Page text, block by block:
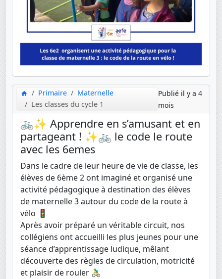
Primaire
Maternelle
Les classes du cycle 1
Publié il y a 4
mois
🚲✨ Apprendre en s’amusant et en
partageant ! ✨🚲 le code le route
avec les 6emes
Dans le cadre de leur heure de vie de classe, les
élèves de 6ème 2 ont imaginé et organisé une
activité pédagogique à destination des élèves
de maternelle 3 autour du code de la route à
vélo 🚦
Après avoir préparé un véritable circuit, nos
collégiens ont accueilli les plus jeunes pour une
séance d’apprentissage ludique, mêlant
découverte des règles de circulation, motricité
et plaisir de rouler 🚴‍♂️